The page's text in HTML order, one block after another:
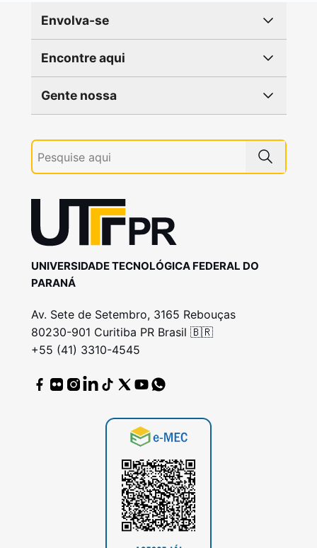
Envolva-se
Encontre aqui
Gente nossa
UNIVERSIDADE TECNOLÓGICA FEDERAL DO
PARANÁ
Av. Sete de Setembro, 3165 Rebouças
80230-901 Curitiba PR Brasil 🇧🇷
+55 (41) 3310-4545